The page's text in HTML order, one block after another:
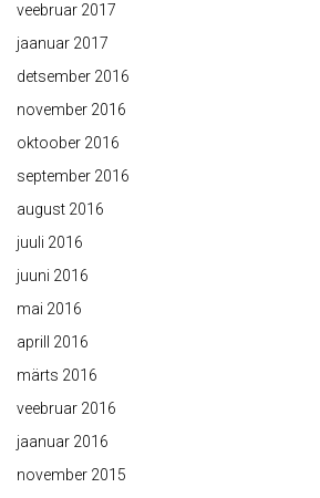
veebruar 2017
jaanuar 2017
detsember 2016
november 2016
oktoober 2016
september 2016
august 2016
juuli 2016
juuni 2016
mai 2016
aprill 2016
märts 2016
veebruar 2016
jaanuar 2016
november 2015